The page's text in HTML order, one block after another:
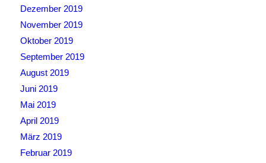
Dezember 2019
November 2019
Oktober 2019
September 2019
August 2019
Juni 2019
Mai 2019
April 2019
März 2019
Februar 2019